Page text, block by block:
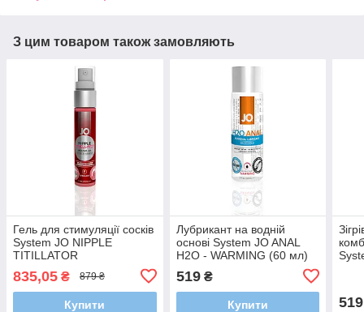
З цим товаром також замовляють
Гель для стимуляції сосків
System JO NIPPLE
TITILLATOR
835,05 ₴ 879 ₴
Купити
Лубрикант на водній
основі System JO ANAL
H2O - WARMING (60 мл)
519₴
Купити 519